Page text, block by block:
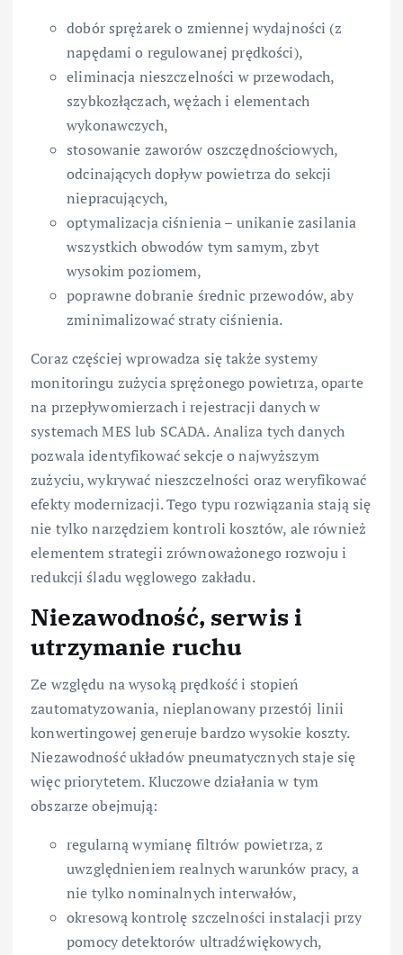
dobór sprężarek o zmiennej wydajności (z
napędami o regulowanej prędkości),
eliminacja nieszczelności w przewodach,
szybkozłączach, wężach i elementach
wykonawczych,
stosowanie zaworów oszczędnościowych,
odcinających dopływ powietrza do sekcji
niepracujących,
optymalizacja ciśnienia – unikanie zasilania
wszystkich obwodów tym samym, zbyt
wysokim poziomem,
poprawne dobranie średnic przewodów, aby
zminimalizować straty ciśnienia.
Coraz częściej wprowadza się także systemy
monitoringu zużycia sprężonego powietrza, oparte
na przepływomierzach i rejestracji danych w
systemach MES lub SCADA. Analiza tych danych
pozwala identyfikować sekcje o najwyższym
zużyciu, wykrywać nieszczelności oraz weryfikować
efekty modernizacji. Tego typu rozwiązania stają się
nie tylko narzędziem kontroli kosztów, ale również
elementem strategii zrównoważonego rozwoju i
redukcji śladu węglowego zakładu.
Niezawodność, serwis i
utrzymanie ruchu
Ze względu na wysoką prędkość i stopień
zautomatyzowania, nieplanowany przestój linii
konwertingowej generuje bardzo wysokie koszty.
Niezawodność układów pneumatycznych staje się
więc priorytetem. Kluczowe działania w tym
obszarze obejmują:
regularną wymianę filtrów powietrza, z
uwzględnieniem realnych warunków pracy, a
nie tylko nominalnych interwałów,
okresową kontrolę szczelności instalacji przy
pomocy detektorów ultradźwiękowych,